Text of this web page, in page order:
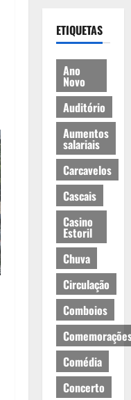
ETIQUETAS
Ano
Novo
Auditório
Aumentos
salariais
Carcavelos
Cascais
Casino
Estoril
Chuva
Circulação
Comboios
Comédia
Concerto